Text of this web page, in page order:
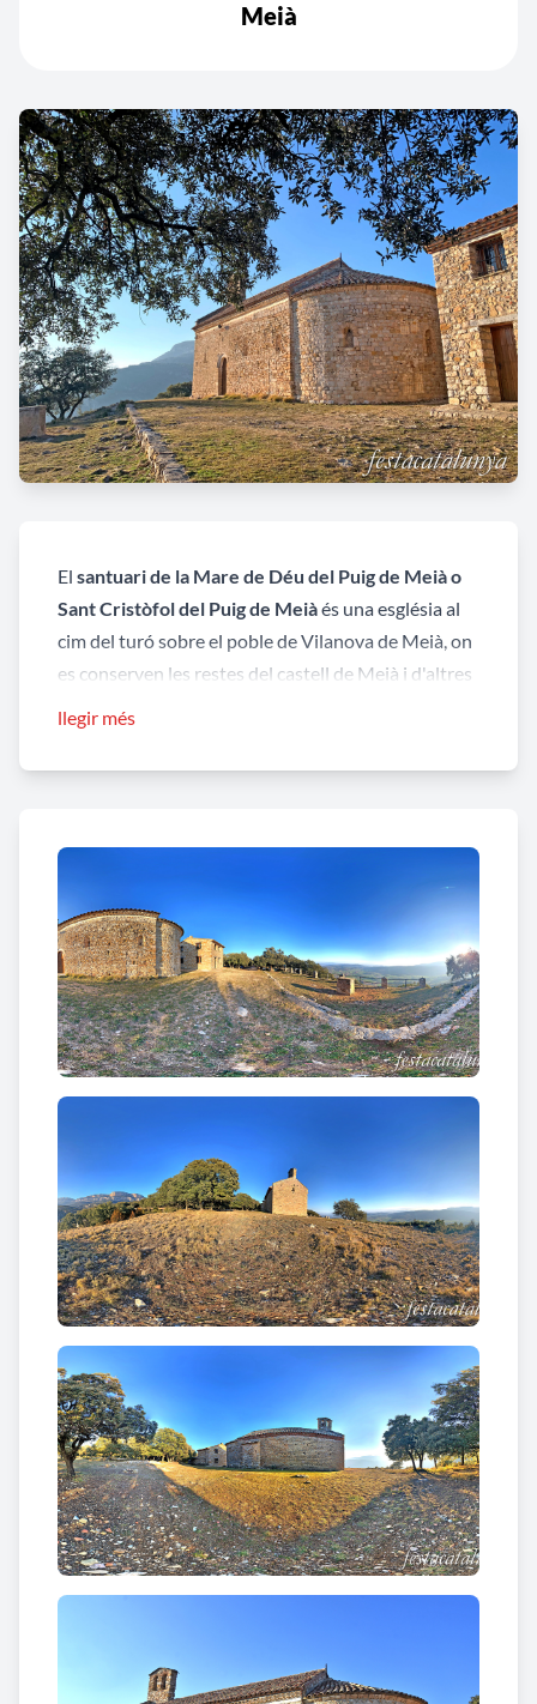
Meià
El santuari de la Mare de Déu del Puig de Meià o
Sant Cristòfol del Puig de Meiàés una església al
cim del turó sobre el poble de Vilanova de Meià, on
es conserven les restes del castell de Meià i d'altres
Cristòfol, però pel fet que s'hi venerava una imatge
Era inicialment la parroquial de tot el terme del
castell de Meià, funcions que mantingué fins al
segle XII, quan s'edificà la nova església de Sant
Salvador, convertint-se aleshores en simple
santuari. Possiblement es construí al segle IX, si és
certa la inscripció que Roig i Jalpí diu haver vist en
del Senyor 815. En nom de Crist la present església
fou feta».
Presenta una sola nau de planta rectangular
coberta amb volta de canó reforçada per cinc arcs
torals que arrenquen de pilars rectangulars amb
impostes amb decoració incisa, reaprofitades
d'estructures anteriors. La nau és capçada a llevant
per un gran absis semicircular de perfil ultrapassat
més ample que la nau a la qual s'obre mitjançant un
dels arcs torals que arrenca de dos grans permòdols
de perfil graonat.
La porta d'entrada, que s’obre a la façana sud, és
de mig punt. Simètrica a aquesta, en la façana nord,
llegir més